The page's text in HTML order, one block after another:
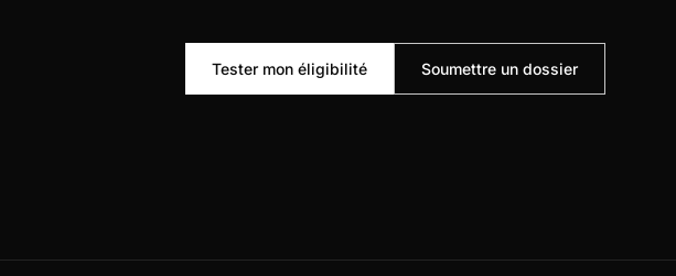
Tester mon éligibilité Soumettre un dossier